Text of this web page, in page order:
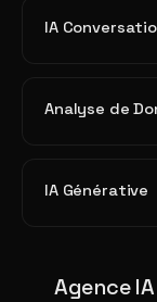
IA
Analyse de
IA Générative
Agence